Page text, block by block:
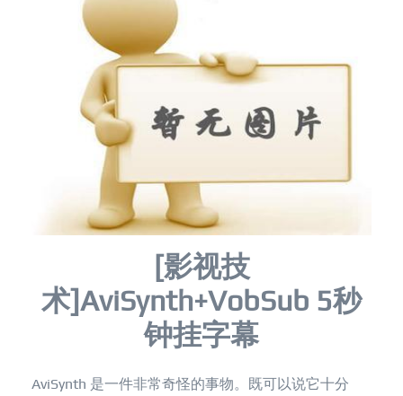
[影视技
术]AviSynth+VobSub 5秒
钟挂字幕
AviSynth 是一件非常奇怪的事物。既可以说它十分